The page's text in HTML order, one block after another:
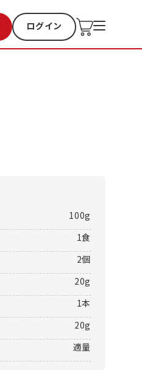
ログイン
お気に入り 過去購入
100g
1食
2個
20g
1本
20g
適量